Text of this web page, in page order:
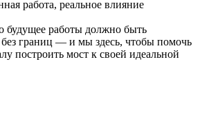
будущее работы должно быть
границ — и мы здесь, чтобы помочь
построить мост к своей идеальной